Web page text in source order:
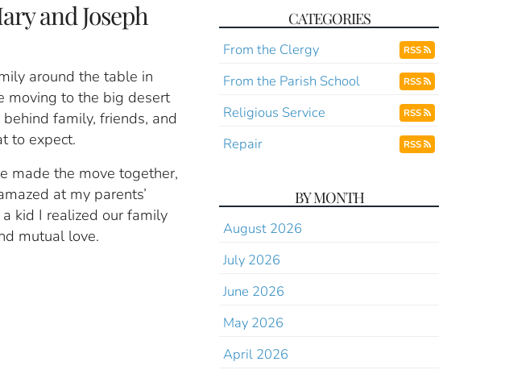
and Joseph
around the table in
moving to the big desert
family, friends, and
to expect.
made the move together,
at my parents’
kid I realized our family
mutual love.
CATEGORIES
From the Clergy RSS
From the Parish School RSS
Religious Service RSS
Repair RSS
BY MONTH
August 2026
July 2026
June 2026
May 2026
April 2026